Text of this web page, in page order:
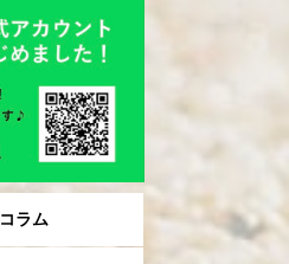
コラム